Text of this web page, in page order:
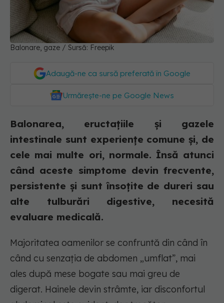
Balonare, gaze / Sursă: Freepik
Adaugă-ne ca sursă preferată în Google
Urmărește-ne pe Google News
Balonarea, eructațiile și gazele
intestinale sunt experiențe comune și, de
cele mai multe ori, normale. Însă atunci
când aceste simptome devin frecvente,
persistente și sunt însoțite de dureri sau
alte tulburări digestive, necesită
evaluare medicală.
Majoritatea oamenilor se confruntă din când în
când cu senzația de abdomen „umflat”, mai
ales după mese bogate sau mai greu de
digerat. Hainele devin strâmte, iar disconfortul